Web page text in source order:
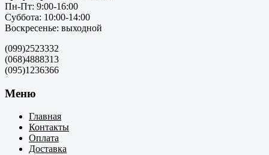
Пн-Пт: 9:00-16:00
Суббота: 10:00-14:00
Воскресенье: выходной
(099)2523332
(068)4888313
(095)1236366
Меню
Главная
Контакты
Оплата
Доставка